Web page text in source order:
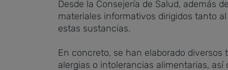
Desde la Consejería de Salud, además
materiales informativos dirigidos tanto
estas sustancias.
En concreto, se han elaborado
alergias o intolerancias alimentarias,